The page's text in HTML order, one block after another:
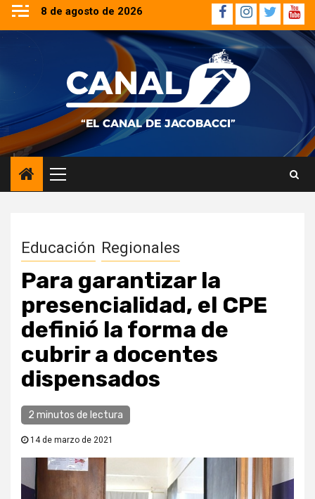
Saltar
contenido
8 de agosto de 2026 Facebook
Instagram
Twitter
Menú
principal
Educación Regionales
Para garantizar la
presencialidad, el CPE
definió la forma de
cubrir a docentes
dispensados
2 minutos de lectura
14 de marzo de 2021